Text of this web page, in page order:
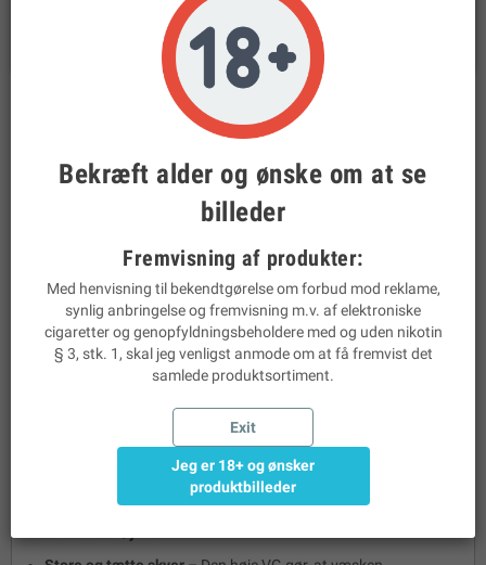
VG Booster 18 mg – 10 ml
i dine egne e-væsker. Med høj andel af VG (vegetabilsk glycerin)
får du en base, der giver store, fyldige dampskyer og en blødere
oplevelse i halsen.
Hovedegenskaber
Smag: Neutral – tilsæt selv aroma efter ønske
Bekræft alder og ønske om at se
billeder
Fremvisning af produkter:
Med henvisning til bekendtgørelse om forbud mod reklame,
synlig anbringelse og fremvisning m.v. af elektroniske
cigaretter og genopfyldningsbeholdere med og uden nikotin
§ 3, stk. 1, skal jeg venligst anmode om at få fremvist det
samlede produktsortiment.
Exit
Jeg er 18+ og ønsker
produktbilleder